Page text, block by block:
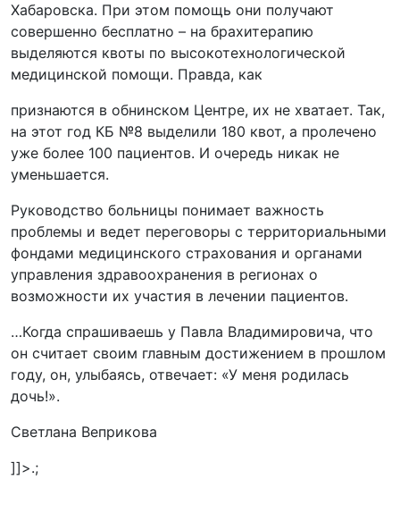
Хабаровска. При этом помощь они получают
совершенно бесплатно – на брахитерапию
выделяются квоты по высокотехнологической
медицинской помощи. Правда, как
признаются в обнинском Центре, их не хватает. Так,
на этот год КБ №8 выделили 180 квот, а пролечено
уже более 100 пациентов. И очередь никак не
уменьшается.
Руководство больницы понимает важность
проблемы и ведет переговоры с территориальными
фондами медицинского страхования и органами
управления здравоохранения в регионах о
возможности их участия в лечении пациентов.
…Когда спрашиваешь у Павла Владимировича, что
он считает своим главным достижением в прошлом
году, он, улыбаясь, отвечает: «У меня родилась
дочь!».
Светлана Веприкова
]]>.;